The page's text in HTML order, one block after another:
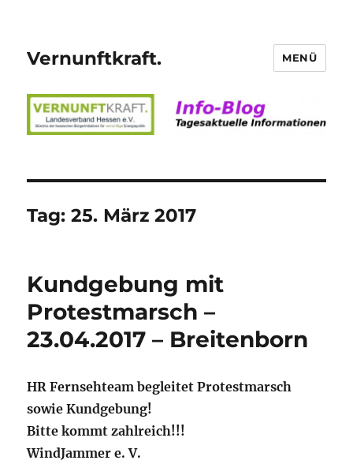
Vernunftkraft. MENÜ
Tag:25. März 2017
Kundgebung mit
Protestmarsch –
23.04.2017 – Breitenborn
HR Fernsehteam begleitet Protestmarsch
sowie Kundgebung!
Bitte kommt zahlreich!!!
WindJammer e. V.